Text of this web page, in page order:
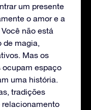
um presente
o amor e a
não está
de magia,
Mas os
ocupam espaço
uma história.
tradições
relacionamento